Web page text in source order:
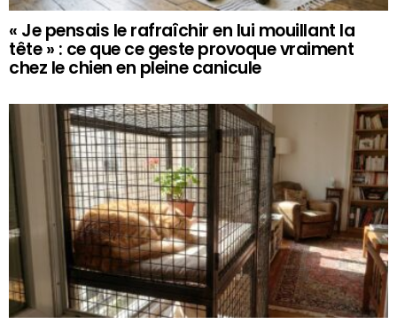
« Je pensais le rafraîchir en lui mouillant la
tête » : ce que ce geste provoque vraiment
chez le chien en pleine canicule